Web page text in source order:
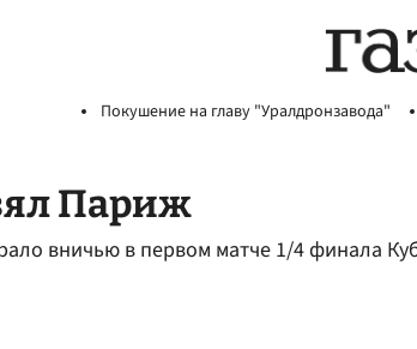
Покушение на главу "Уралдронзавода"
Париж
вничью в первом матче 1/4 финала